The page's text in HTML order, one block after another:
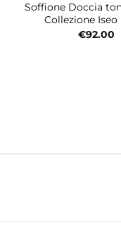
Soffione Doccia
Collezione Iseo
€92.00